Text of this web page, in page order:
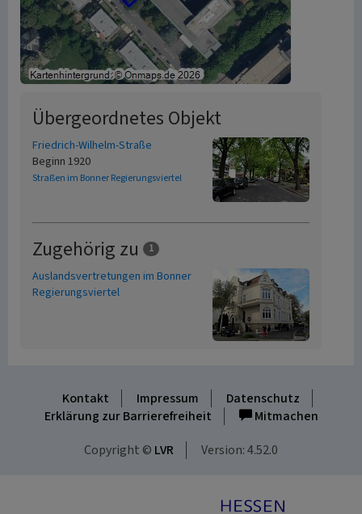
Übergeordnetes Objekt
Friedrich-Wilhelm-Straße
Beginn 1920
Straßen im Bonner Regierungsviertel
Zugehörig zu 1
Auslandsvertretungen im Bonner
Regierungsviertel
Kontakt Impressum
Datenschutz
Erklärung zur Barrierefreiheit
Mitmachen
Copyright © LVR Version: 4.52.0